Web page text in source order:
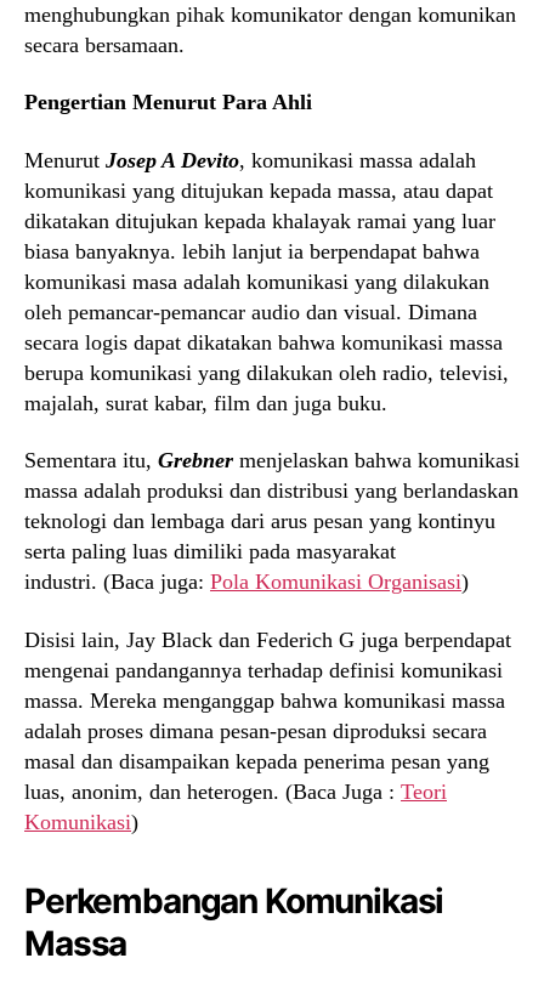
menghubungkan pihak komunikator dengan komunikan
secara bersamaan.
Pengertian Menurut Para Ahli
Menurut Josep A Devito, komunikasi massa adalah
komunikasi yang ditujukan kepada massa, atau dapat
dikatakan ditujukan kepada khalayak ramai yang luar
biasa banyaknya. lebih lanjut ia berpendapat bahwa
komunikasi masa adalah komunikasi yang dilakukan
oleh pemancar-pemancar audio dan visual. Dimana
secara logis dapat dikatakan bahwa komunikasi massa
berupa komunikasi yang dilakukan oleh radio, televisi,
majalah, surat kabar, film dan juga buku.
Sementara itu, Grebner menjelaskan bahwa komunikasi
massa adalah produksi dan distribusi yang berlandaskan
teknologi dan lembaga dari arus pesan yang kontinyu
serta paling luas dimiliki pada masyarakat
industri. (Baca juga: Pola Komunikasi Organisasi)
Disisi lain, Jay Black dan Federich G juga berpendapat
mengenai pandangannya terhadap definisi komunikasi
massa. Mereka menganggap bahwa komunikasi massa
adalah proses dimana pesan-pesan diproduksi secara
masal dan disampaikan kepada penerima pesan yang
luas, anonim, dan heterogen. (Baca Juga : Teori
Komunikasi)
Perkembangan Komunikasi
Massa